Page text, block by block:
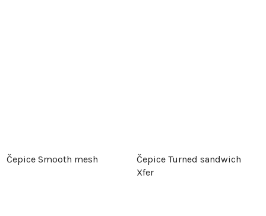
Čepice Smooth mesh
Čepice Turned sandwich
Xfer